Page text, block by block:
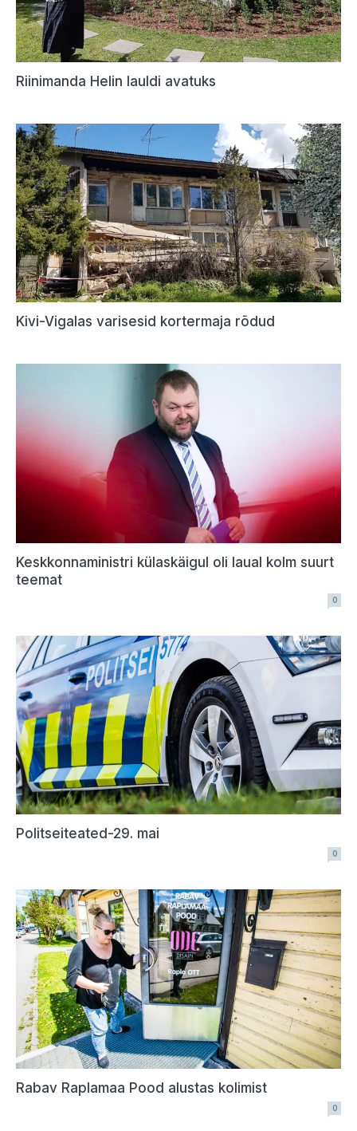
Riinimanda Helin lauldi avatuks
Kivi-Vigalas varisesid kortermaja rõdud
Keskkonnaministri külaskäigul oli laual kolm suurt
teemat
0
Politseiteated-29. mai
0
Rabav Raplamaa Pood alustas kolimist
0